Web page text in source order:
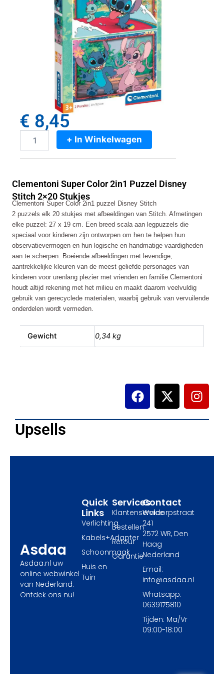
€ 8,45
Clementoni
Puzzel
Disney
Stitch
2x20
Stukjes
aantal
+ In Winkelwagen
Clementoni Super Color 2in1 Puzzel Disney
Stitch 2×20 Stukjes
Clementoni Super Color 2in1 puzzel Disney Stitch
2 puzzels elk 20 stukjes met afbeeldingen van Stitch. Afmetingen
elke puzzel: 27 x 19 cm. Een breed scala aan legpuzzels die
speciaal voor kinderen zijn ontworpen om hen te helpen hun
observatievermogen en hun logische en handmatige vaardigheden
aan te scherpen. Boeiende afbeeldingen met levendige,
aantrekkelijke kleuren van de meest geliefde personages van
kinderen voor urenlang plezier met vrienden en familie Clementoni
houdt altijd rekening met het milieu en maakt daarom veelvuldig
gebruik van gerecyclede materialen, waarbij gebruik van vervuilende
onderdelen wordt vermeden.
Gewicht 0,34 kg
F
a
o
X
-
t
I
n
g
Upsells
Asdaa
Asdaa.nl uw
online webwinkel
van Nederland.
Ontdek ons nu!
Services
Klantenservice
Bestellen
Retour
Garantie
Quick
Links
Verlichting
Kabels+Adapter
Schoonmaak
Huis en
Tuin
Contact
Waldorpstraat
241
2572 WR, Den
Haag
Nederland
Email:
info@asdaa.nl
Whatsapp:
0639175810
Tijden: Ma/Vr
09:00-18:00